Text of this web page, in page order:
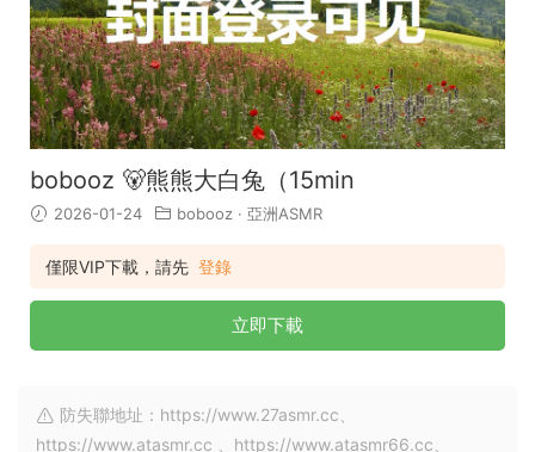
bobooz 🐻熊熊大白兔（15min
2026-01-24 bobooz · 亞洲ASMR
僅限VIP下載，請先 登錄
立即下載
防失聯地址：https://www.27asmr.cc、
https://www.atasmr.cc 、https://www.atasmr66.cc、